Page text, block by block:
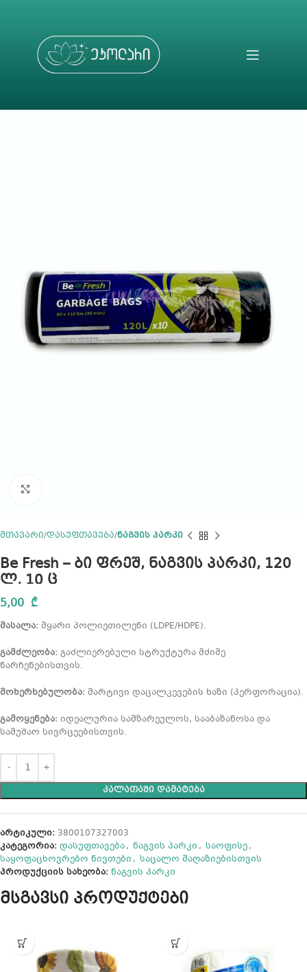
მთავარი დასუფთავება ნაგვის პარკი
Be Fresh – ბი ფრეშ, ნაგვის პარკი, 120
ლ, 10 ც
5,00 ₾
მასალა: მყარი პოლიეთილენი (LDPE/HDPE).
გამძლეობა: გაძლიერებული სტრუქტურა მძიმე
ნარჩენებისთვის.
მოხერხებულობა: მარტივი დაცალკევების ხაზი (პერფორაცია).
გამოყენება: იდეალურია სამზარეულოს, სააბაზანოსა და
სამუშაო სივრცეებისთვის.
ᲙᲐᲚᲐᲗᲐᲨᲘ ᲓᲐᲛᲐᲢᲔᲑᲐ
არტიკული: 3800107327003
კატეგორია: დასუფთავება, ნაგვის პარკი , საოფისე,
საყოფაცხოვრებო ნივთები , საცალო მაღაზიებისთვის
პროდუქციის სახეობა: ნაგვის პარკი
მსგავსი პროდუქტები